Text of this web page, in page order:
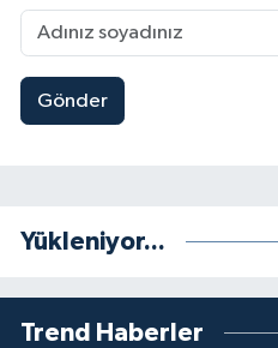
Gönder
Yükleniyor...
Trend Haberler